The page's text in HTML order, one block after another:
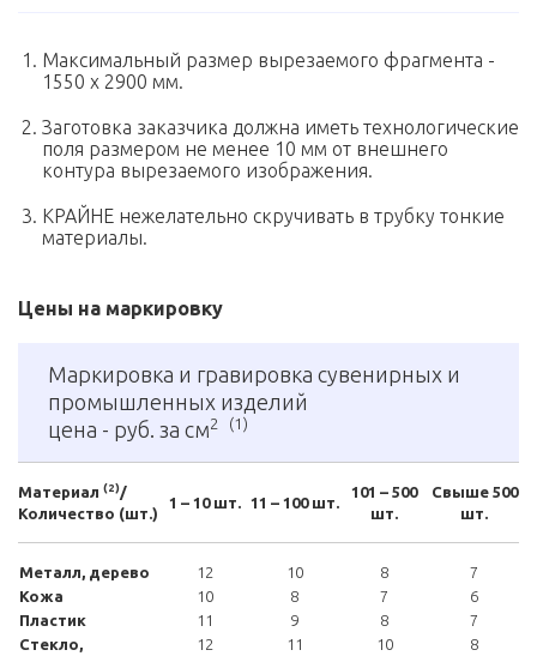
Максимальный размер вырезаемого фрагмента -
1550 х 2900 мм.
Заготовка заказчика должна иметь технологические
поля размером не менее 10 мм от внешнего
контура вырезаемого изображения.
КРАЙНЕ нежелательно скручивать в трубку тонкие
материалы.
Цены на маркировку
Маркировка и гравировка сувенирных и
промышленных изделий
цена - руб. за см2 (1)
Материал (2)/
Количество (шт.)
1 – 10 шт. 11 – 100 шт.
101 – 500
шт.
Свыше 500
шт.
Металл, дерево 12 10 8
7
Кожа
10 8 7
6
Пластик
11 9 8
7
Стекло,
12 11 10 8